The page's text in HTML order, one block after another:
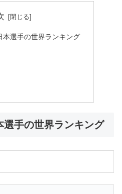
本選手の世界ランキング
選手の世界ランキング